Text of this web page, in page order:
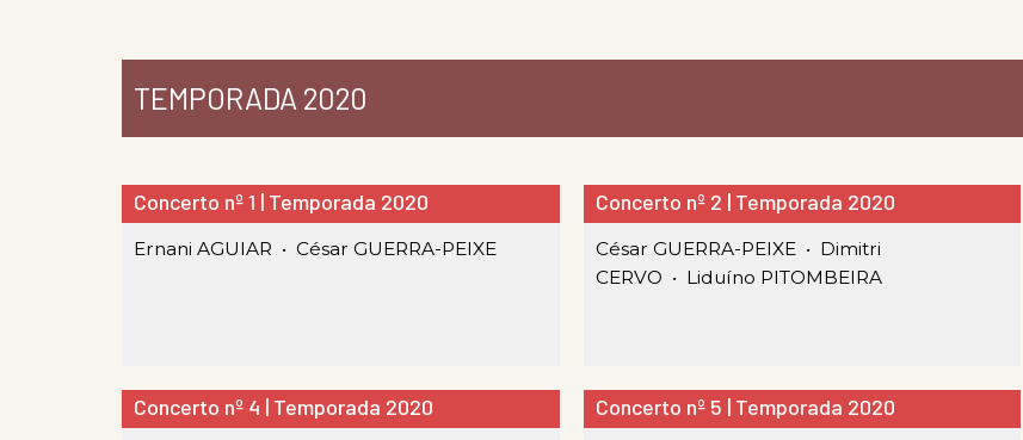
TEMPORADA 2020
Concerto nº 1 | Temporada 2020
Ernani AGUIAR • César GUERRA-PEIXE
Concerto nº 2 | Temporada 2020
César GUERRA-PEIXE • Dimitri
CERVO • Liduíno PITOMBEIRA
Concerto nº 4 | Temporada 2020 Concerto nº 5 | Temporada 2020